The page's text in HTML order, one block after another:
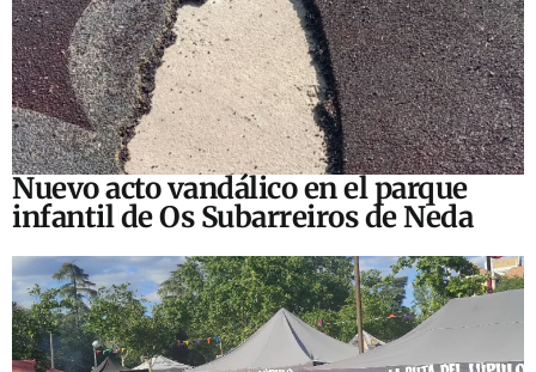
Nuevo acto vandálico en el parque
infantil de Os Subarreiros de Neda